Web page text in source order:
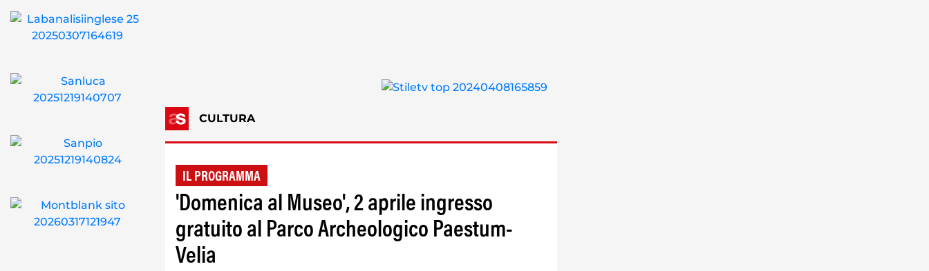
CULTURA
IL PROGRAMMA
'Domenica al Museo', 2 aprile ingresso
gratuito al Parco Archeologico Paestum-
Velia